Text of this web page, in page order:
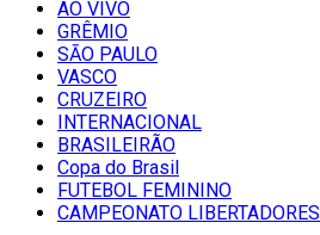
AO VIVO
GRÊMIO
SĀO PAULO
VASCO
CRUZEIRO
INTERNACIONAL
BRASILEIRÃO
Copa do Brasil
FUTEBOL FEMININO
CAMPEONATO LIBERTADORES